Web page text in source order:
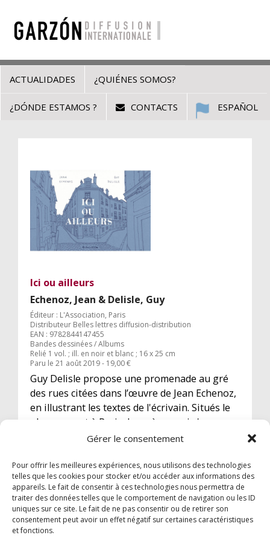
Gérer le consentement
Pour offrir les meilleures expériences, nous utilisons des technologies
telles que les cookies pour stocker et/ou accéder aux informations des
appareils. Le fait de consentir à ces technologies nous permettra de
traiter des données telles que le comportement de navigation ou les ID
uniques sur ce site. Le fait de ne pas consentir ou de retirer son
consentement peut avoir un effet négatif sur certaines caractéristiques
et fonctions.
ACTUALIDADES ¿QUIÉNES SOMOS?
¿DÓNDE ESTAMOS ? CONTACTS ESPAÑOL
Ici ou ailleurs
Echenoz, Jean & Delisle, Guy
Éditeur : L'Association, Paris
Distributeur Belles lettres diffusion-distribution
EAN : 9782844147455
Bandes dessinées / Albums
Relié 1 vol. ; ill. en noir et blanc ; 16 x 25 cm
Paru le 21 août 2019 - 19,00 €
Guy Delisle propose une promenade au gré
des rues citées dans l’œuvre de Jean Echenoz,
en illustrant les textes de l'écrivain. Situés le
plus souvent à Paris, les scènes qui s'y
déroulent et permettent au lecteur d'y